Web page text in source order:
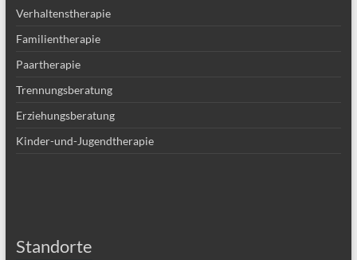
Verhaltenstherapie
Familientherapie
Paartherapie
Trennungsberatung
Erziehungsberatung
Kinder-und-Jugendtherapie
Standorte